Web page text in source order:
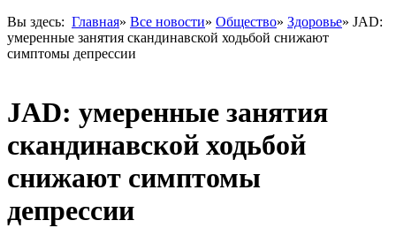
Вы здесь: Главная» Все новости» Общество» Здоровье» JAD:
умеренные занятия скандинавской ходьбой снижают
симптомы депрессии
JAD: умеренные занятия
скандинавской ходьбой
снижают симптомы
депрессии